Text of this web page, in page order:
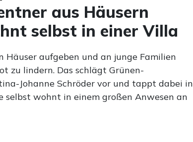
aus Häusern
selbst in einer Villa
Häuser aufgeben und an junge Familien
zu lindern. Das schlägt Grünen-
Johanne Schröder vor und tappt dabei in
selbst wohnt in einem großen Anwesen an